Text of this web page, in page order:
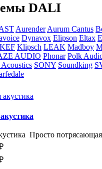
DALI
Aurender Aurum Cantus
Dynavox Elipson Eltax
KEF Klipsch LEAK Madboy
AUDIO Phonar Polk
SONY Soundking
Просто